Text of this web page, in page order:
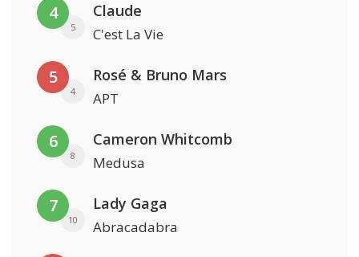
4
5
Claude
C'est La Vie
5
4
Rosé & Bruno Mars
APT
6
8
Cameron Whitcomb
Medusa
7
10
Lady Gaga
Abracadabra